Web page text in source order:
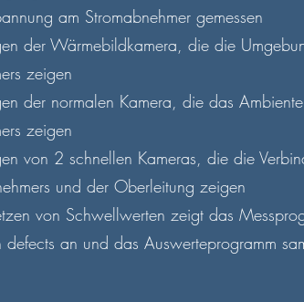
am Stromabnehmer gemessen
der Wärmebildkamera, die die
zeigen
der normalen Kamera, die das
zeigen
von 2 schnellen Kameras, die die
und der Oberleitung zeigen
von Schwellwerten zeigt das
an und das Auswerteprogramm